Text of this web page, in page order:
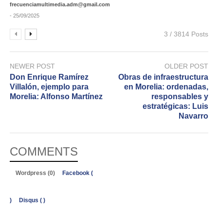
frecuenciamultimedia.adm@gmail.com
- 25/09/2025
3 / 3814 Posts
NEWER POST
Don Enrique Ramírez
Villalón, ejemplo para
Morelia: Alfonso Martínez
OLDER POST
Obras de infraestructura
en Morelia: ordenadas,
responsables y
estratégicas: Luis
Navarro
COMMENTS
Wordpress (0) Facebook (
) Disqus ( )